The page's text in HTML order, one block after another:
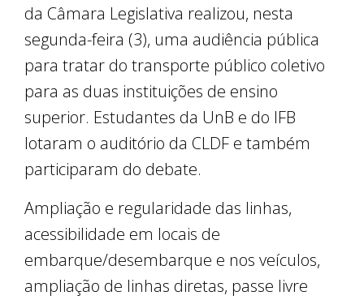
da Câmara Legislativa realizou, nesta
segunda-feira (3), uma audiência pública
para tratar do transporte público coletivo
para as duas instituições de ensino
superior. Estudantes da UnB e do IFB
lotaram o auditório da CLDF e também
participaram do debate.
Ampliação e regularidade das linhas,
acessibilidade em locais de
embarque/desembarque e nos veículos,
ampliação de linhas diretas, passe livre